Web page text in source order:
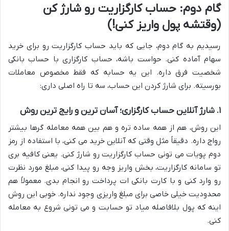
گام دوم: حساب کارگزاریت رو شارژ کن
(وقتشه پول واریز کنی!)
رسیدیم به گام دوم، جایی که باید حساب کارگزاریت رو برای خرید
سهام آماده کنی. حواست باشه، حساب کارگزاری با حساب بانکی
شخصیت فرق داره. این یه حسابه که فقط مخصوص معاملات
بورسیته. برای شارژ کردن این حساب، سه تا راه اصلی داری:
۱. شارژ آنلاین حساب کارگزاری؛ آسان ترین و رایج ترین روش
این روش، هم از همه ساده تره و هم بین همه معامله گرها بیشتر
رواج داره. دقیقاً مثل وقتی که آنلاین خرید می کنی، با استفاده از رمز
دوم پویات می تونی حساب کارگزاریت رو شارژ کنی. یعنی کافیه بری
تو سامانه کارگزاریت، بخش واریز وجه رو پیدا کنی، مبلغ مورد نظرت
رو وارد کنی و با کارت بانکی ات پرداخت رو انجام بدی. معمولاً هم
محدودیت خیلی خاصی برای مبلغ واریزی وجود نداره. خوبی این روش
اینه که پول بلافاصله میاد تو حسابت و می تونی شروع به معامله
کنی.